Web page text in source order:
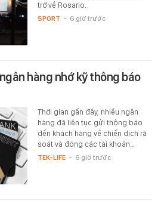
trở về Rosario.
SPORT - 6 giờ trước
hàng nhớ kỹ thông báo
Thời gian gần đây, nhiều ngân
hàng đã liên tục gửi thông báo
đến khách hàng về chiến dịch rà
soát và đóng các tài khoản…
TEK-LIFE - 6 giờ trước